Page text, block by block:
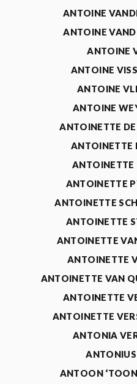
ANTOINE
ANTOINE
ANTOINE
ANTOINE
ANTOINE
ANTOINE
ANTOINETTE
ANTOINETTE
ANTOINETTE
ANTOINETTE
ANTOINETTE
ANTOINETTE
ANTOINETTE
ANTOINETTE
ANTOINETTE VAN
ANTOINETTE
ANTOINETTE
ANTONIA
ANTOON